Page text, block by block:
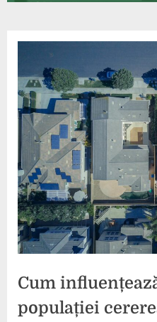
Cum
populației